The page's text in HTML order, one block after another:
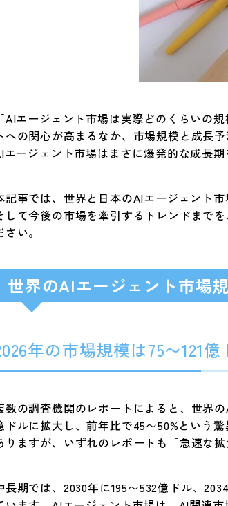
「AIエージェント市場は実際どのくらい
への関心が高まるなか、市場規模と成長
エージェント市場はまさに爆発的な成長期
記事では、世界と日本のAIエージェント
して今後の市場を牽引するトレンドまで
さい。
世界のAIエージェント市場
年の市場規模は75〜121
数の調査機関のレポートによると、世界
ドルに拡大し、前年比で45〜50%という
りますが、いずれのレポートも「急速な
長期では、2030年に195〜532億ドル、